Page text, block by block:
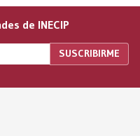
de INECIP